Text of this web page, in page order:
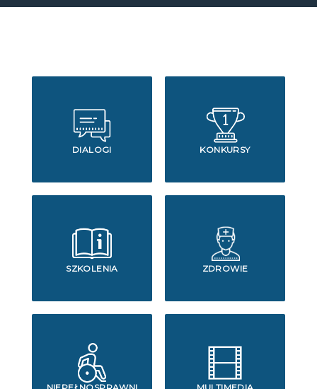
DIALOGI KONKURSY
SZKOLENIA ZDROWIE
NIEPEŁNOSPRAWNI MULTIMEDIA